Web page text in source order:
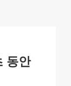
동안